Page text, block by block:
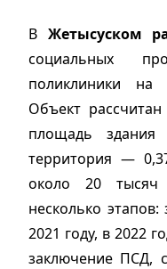
В Жетысуском
социальных
поликлиники на
Объект
площадь
территория —
около 20 тысяч
несколько
2021 году, в 2022
заключение ПСД,